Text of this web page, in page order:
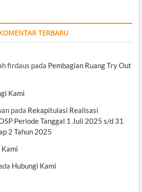
TERBARU
firdaus pada Pembagian Ruang Try Out
Kami
pada Rekapitulasi Realisasi
Periode Tanggal 1 Juli 2025 s/d 31
2 Tahun 2025
Hubungi Kami